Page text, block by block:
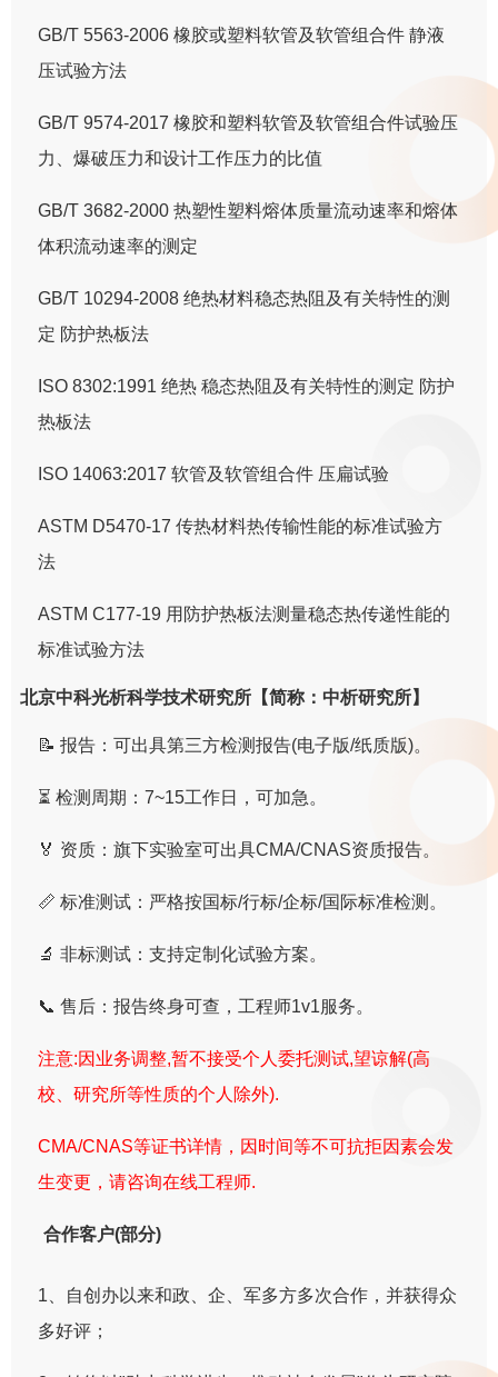
GB/T 5563-2006 橡胶或塑料软管及软管组合件 静液
压试验方法
GB/T 9574-2017 橡胶和塑料软管及软管组合件试验压
力、爆破压力和设计工作压力的比值
GB/T 3682-2000 热塑性塑料熔体质量流动速率和熔体
体积流动速率的测定
GB/T 10294-2008 绝热材料稳态热阻及有关特性的测
定 防护热板法
ISO 8302:1991 绝热 稳态热阻及有关特性的测定 防护
热板法
ISO 14063:2017 软管及软管组合件 压扁试验
ASTM D5470-17 传热材料热传输性能的标准试验方
法
ASTM C177-19 用防护热板法测量稳态热传递性能的
标准试验方法
北京中科光析科学技术研究所【简称：中析研究所】
📝 报告：可出具第三方检测报告(电子版/纸质版)。
⏳ 检测周期：7~15工作日，可加急。
🏅 资质：旗下实验室可出具CMA/CNAS资质报告。
📏 标准测试：严格按国标/行标/企标/国际标准检测。
🔬 非标测试：支持定制化试验方案。
📞 售后：报告终身可查，工程师1v1服务。
注意:因业务调整,暂不接受个人委托测试,望谅解(高
校、研究所等性质的个人除外).
CMA/CNAS等证书详情，因时间等不可抗拒因素会发
生变更，请咨询在线工程师.
合作客户(部分)
1、自创办以来和政、企、军多方多次合作，并获得众
多好评；